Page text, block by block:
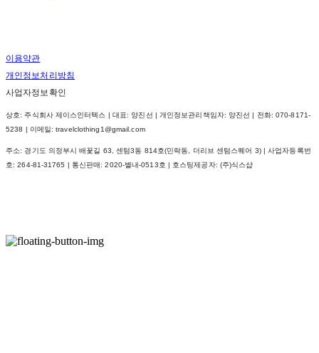
이용약관
개인정보처리방침
사업자정보확인
상호: 주식회사 제이스인터텍스 | 대표: 양진선 | 개인정보관리책임자: 양진선 | 전화: 070-8171-
5238 | 이메일: travelclothing1@gmail.com
주소: 경기도 의정부시 배꽃길 63, 센텀3동 814호(민락동, 더리브 센텀스퀘어 3) | 사업자등록번
호:264-81-31765 | 통신판매:2020-별내-0513호 | 호스팅제공자: (주)식스샵